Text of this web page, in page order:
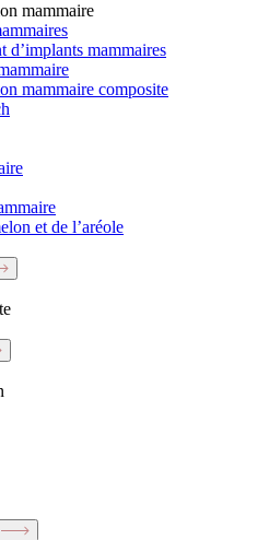
mammaire
d’implants mammaires
mammaire composite
et de l’aréole